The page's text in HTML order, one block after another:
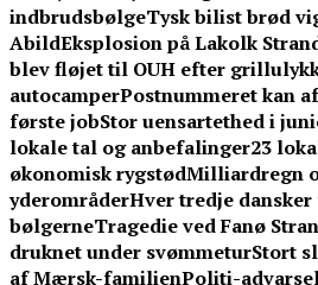
indbrudsbølgeTysk bilist brød
AbildEksplosion på Lakolk
blev fløjet til OUH efter
autocamperPostnummeret kan
første jobStor uensartethed i
lokale tal og anbefalinger23
økonomisk rygstødMilliardregn
yderområderHver tredje
bølgerneTragedie ved Fanø
druknet under svømmeturStort
af Mærsk-familienPoliti-